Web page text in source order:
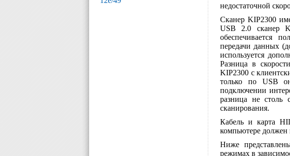
недостаточной
Сканер KIP2300
USB 2.0 сканер
обеспечивается
передачи данных
используется
Разница в
KIP2300 с
только по USB
подключении
разница не столь
сканирования.
Кабель и карта
компьютере должен
Ниже
режимах в